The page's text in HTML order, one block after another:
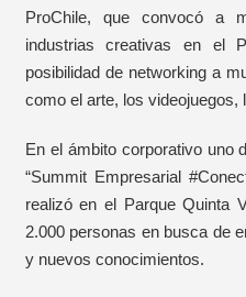
ProChile, que convocó a
industrias creativas en el
posibilidad de networking a
como el arte, los videojuegos,
En el ámbito corporativo uno
“Summit Empresarial
realizó en el Parque Quinta
2.000 personas en busca de
y nuevos conocimientos.